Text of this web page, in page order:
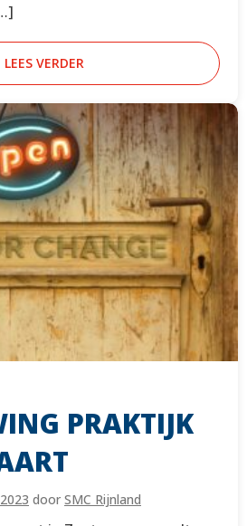
LEES VERDER
PRAKTIJK
door SMC Rijnland